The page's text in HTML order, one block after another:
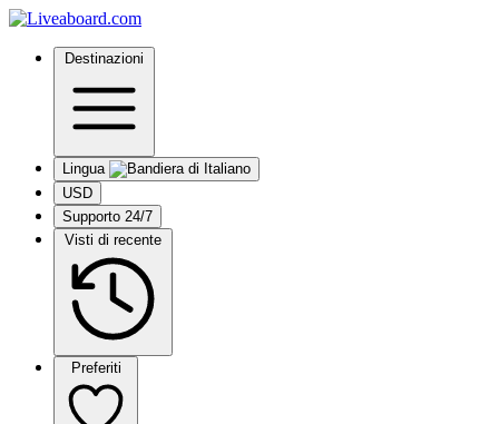
Destinazioni
Lingua
USD
Supporto 24/7
Visti di recente
Preferiti